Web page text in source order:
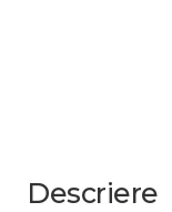
Descriere